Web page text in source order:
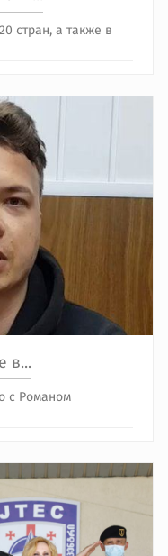
стран, а также в
в...
с Романом